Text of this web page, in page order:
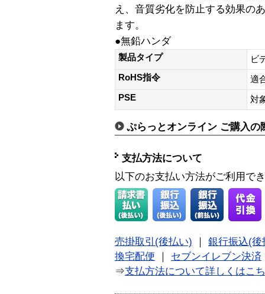
え、音質劣化を防止する効果の
ます。
●無鉛ハンダ
製品タイプ
ビ
RoHS指令
適
PSE
対
ぷらっとオンライン ご購入の
支払方法について
以下のお支払い方法がご利用で
売掛取引(後払い) ｜ 銀行振込(後
換宅配便 ｜ セブンイレブン決済
⇒支払方法について詳しくはこ